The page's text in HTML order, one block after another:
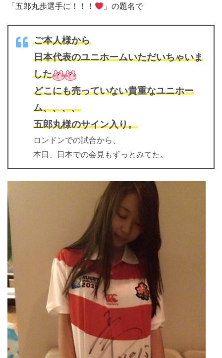
「五郎丸歩選手に！！！ 」の題名で
ご本人様から
日本代表のユニホームいただいちゃいま
した
どこにも売っていない貴重なユニホー
ム、、、、
五郎丸様のサイン入り。
ロンドンでの試合から、
本日、日本での会見もずっとみてた。